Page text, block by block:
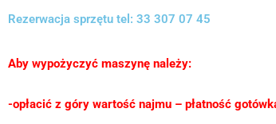
Rezerwacja sprzętu tel: 33 307 07 45
Aby wypożyczyć maszynę należy:
-opłacić z góry wartość najmu – płatność